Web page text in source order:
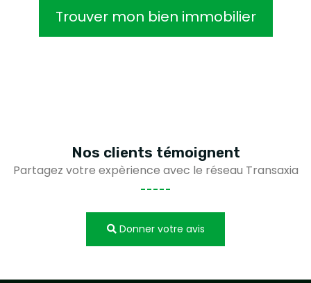
Trouver mon bien immobilier
Nos clients témoignent
Partagez votre expèrience avec le réseau Transaxia
Donner votre avis